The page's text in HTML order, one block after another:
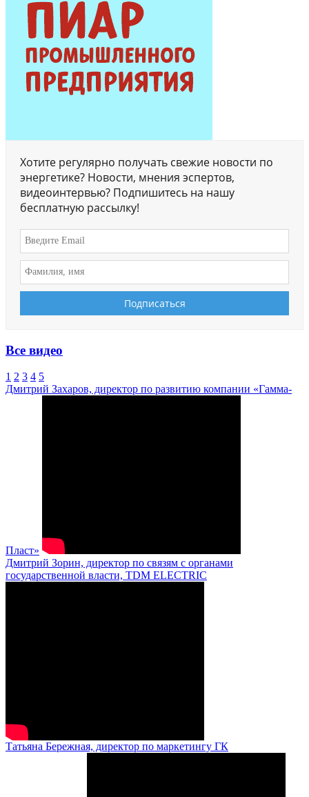
Хотите регулярно получать свежие новости по
энергетике? Новости, мнения эспертов,
видеоинтервью? Подпишитесь на нашу
бесплатную рассылку!
Все видео
1 2 3 4 5
Дмитрий Захаров, директор по развитию компании «Гамма-
Пласт»
Дмитрий Зорин, директор по связям с органами
государственной власти, TDM ELECTRIC
Татьяна Бережная, директор по маркетингу ГК